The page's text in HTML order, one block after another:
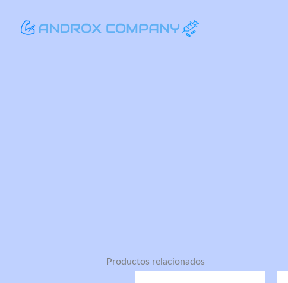
Productos relacionados